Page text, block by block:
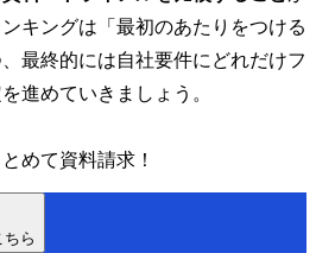
キングは「最初のあたりをつける
最終的には自社要件にどれだけフ
進めていきましょう。
めて資料請求！
ら